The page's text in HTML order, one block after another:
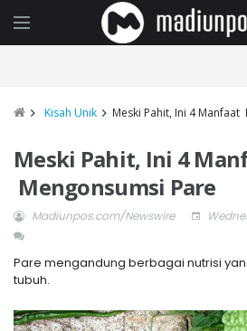
Kisah Unik Meski Pahit, Ini 4 Manfaat
Meski Pahit, Ini 4
Mengonsumsi Pare
Madiunpos.com/Newswire
Pare mengandung berbagai nutrisi
tubuh.